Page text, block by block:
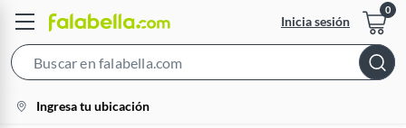
Inicia sesión
Bar
location-
icon
Ingresa tu ubicación